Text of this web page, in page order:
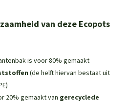
van deze Ecopots
is voor 80% gemaakt
(de helft hiervan bestaat uit
20% gemaakt van gerecyclede